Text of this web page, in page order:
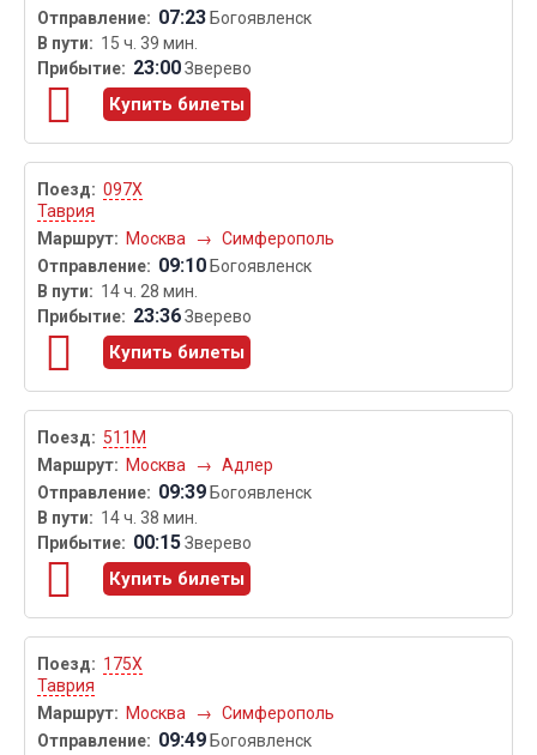
07:23 Богоявленск
15 ч. 39 мин.
23:00Зверево
Купить билеты
097Х
Таврия
Москва
→ Симферополь
09:10 Богоявленск
14 ч. 28 мин.
23:36Зверево
Купить билеты
511М
Москва
→ Адлер
09:39 Богоявленск
14 ч. 38 мин.
00:15Зверево
Купить билеты
175Х
Таврия
Москва
→ Симферополь
09:49 Богоявленск